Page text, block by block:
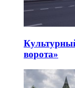
ворота»